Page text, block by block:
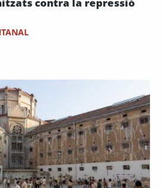
contra la repressió